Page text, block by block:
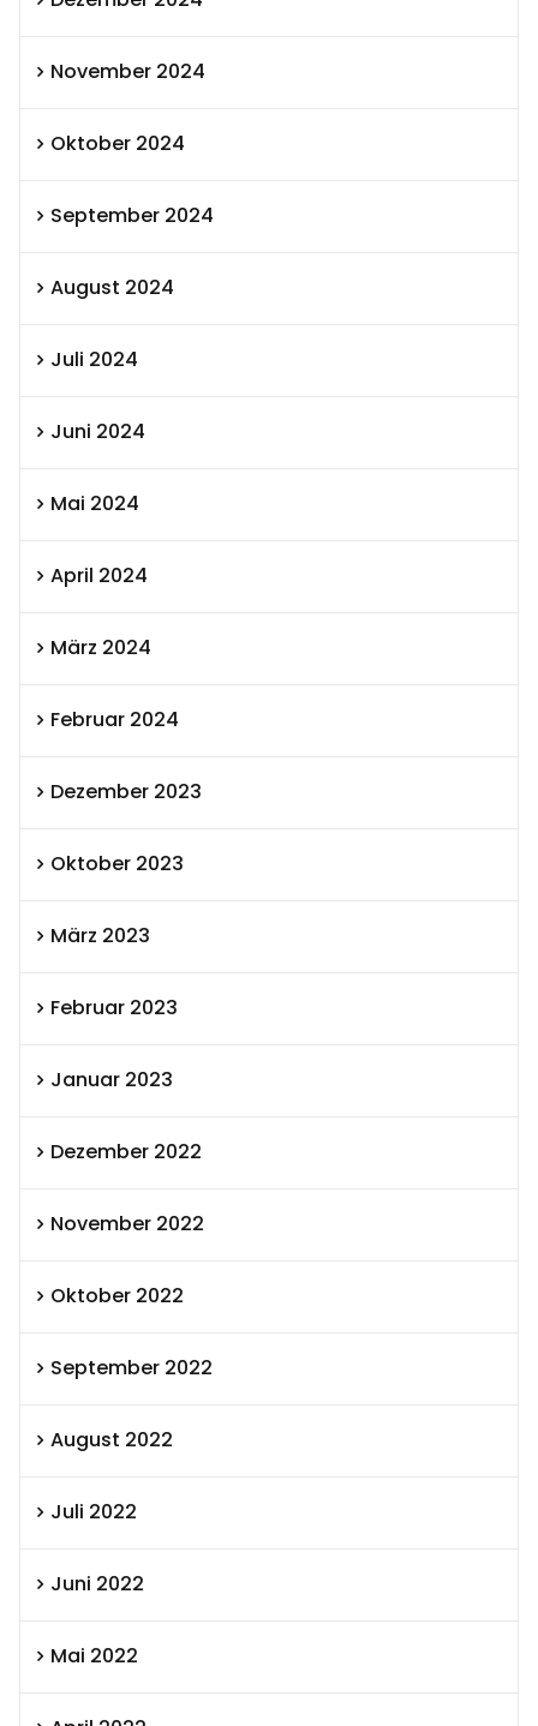
November 2024
Oktober 2024
September 2024
August 2024
Juli 2024
Juni 2024
Mai 2024
April 2024
März 2024
Februar 2024
Dezember 2023
Oktober 2023
März 2023
Februar 2023
Januar 2023
Dezember 2022
November 2022
Oktober 2022
September 2022
August 2022
Juli 2022
Juni 2022
Mai 2022